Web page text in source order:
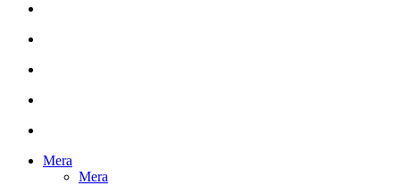
Mera
Mera